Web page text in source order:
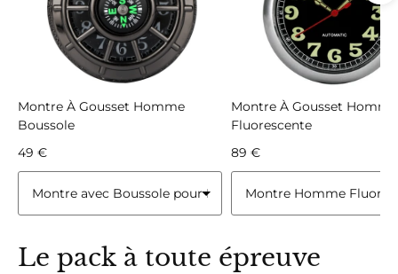
Montre À Gousset Homme
Boussole
49 €
Montre À Gousset Homme
Fluorescente
89 €
Le pack à toute épreuve